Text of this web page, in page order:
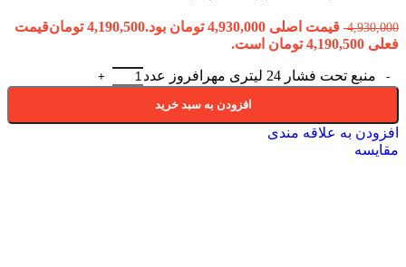
4,930,000 قیمت اصلی 4,930,000 تومان بود. 4,190,500 تومانقیمت
فعلی 4,190,500 تومان است.
منبع تحت فشار 24 لیتری مهرافروز عدد
افزودن به سبد خرید
افزودن به علاقه مندی
مقایسه